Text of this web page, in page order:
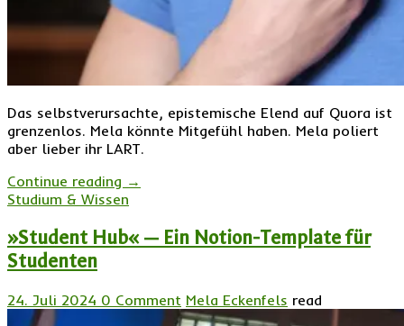
Das selbstverursachte, epistemische Elend auf Quora ist
grenzenlos. Mela könnte Mitgefühl haben. Mela poliert
aber lieber ihr LART.
Continue reading →
Studium & Wissen
»Student Hub« — Ein Notion-Template für
Studenten
24. Juli 2024 0 Comment Mela Eckenfels read